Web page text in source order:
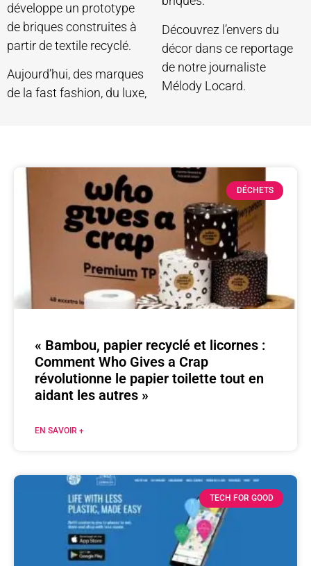
développe un prototype
de briques construites à
partir de textile recyclé.
Aujourd’hui, des marques
de la fast fashion, du luxe,
Découvrez l’envers du
décor dans ce reportage
de notre journaliste
Mélody Locard.
DÉCHETS
« Bambou, papier recyclé et licornes :
Comment Who Gives a Crap
révolutionne le papier toilette tout en
aidant les autres »
EN SAVOIR +
TECH FOR GOOD